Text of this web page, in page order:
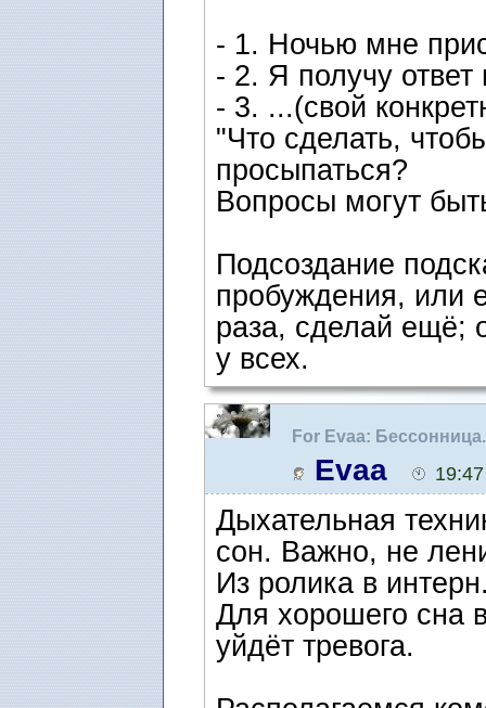
- 1. Ночью мне
- 2. Я получу ответ
- 3. ...(свой
"Что сделать,
просыпаться?
Вопросы могут
Подсоздание
пробуждения, или
раза, сделай ещё;
у всех.
For Evaa:
Evaa 19:47
Дыхательная
сон. Важно, не
Из ролика в
Для хорошего сна
уйдёт тревога.